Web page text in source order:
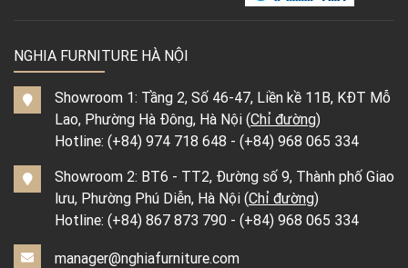
NGHIA FURNITURE HÀ NỘI
Showroom 1: Tầng 2, Số 46-47, Liền kề 11B, KĐT Mỗ
Lao, Phường Hà Đông, Hà Nội (Chỉ đường)
Hotline: (+84) 974 718 648 - (+84) 968 065 334
Showroom 2: BT6 - TT2, Đường số 9, Thành phố Giao
lưu, Phường Phú Diễn, Hà Nội (Chỉ đường)
Hotline: (+84) 867 873 790 - (+84) 968 065 334
manager@nghiafurniture.com